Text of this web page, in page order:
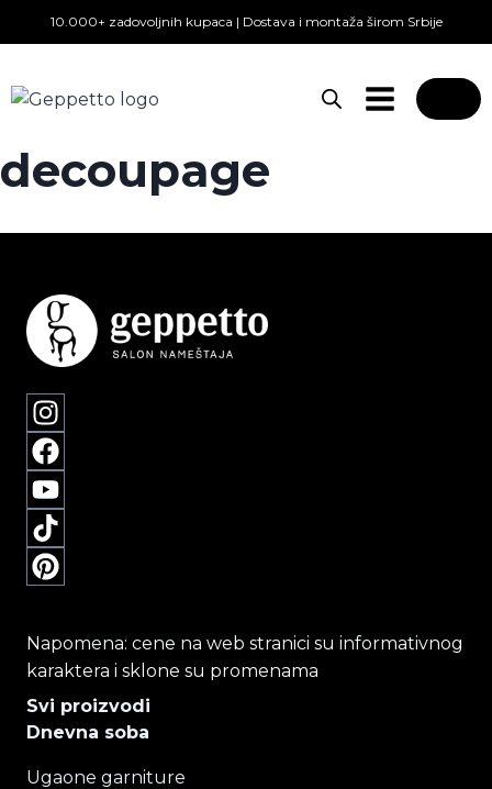
to
10.000+ zadovoljnih kupaca | Dostava i montaža širom Srbije
decoupage
Napomena: cene na web stranici su informativnog
karaktera i sklone su promenama
Svi proizvodi
Dnevna soba
Ugaone garniture